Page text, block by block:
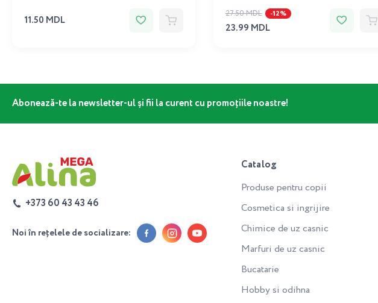
11.50 MDL 27.50 MDL -12%
23.99 MDL
Abonează-te la newsletter-ul și fii la curent cu promoțiile noastre!
+373 60 43 43 46
Noi în rețelele de socializare:
Catalog
Produse pentru copii
Cosmetica si ingrijire
Chimice de uz casnic
Marfuri de uz casnic
Bucatarie
Hobby si odihna